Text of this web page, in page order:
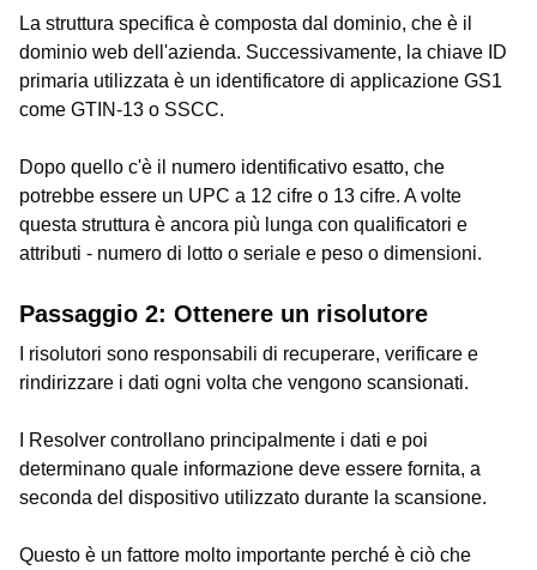
La struttura specifica è composta dal dominio, che è il
dominio web dell'azienda. Successivamente, la chiave ID
primaria utilizzata è un identificatore di applicazione GS1
come GTIN-13 o SSCC.
Dopo quello c'è il numero identificativo esatto, che
potrebbe essere un UPC a 12 cifre o 13 cifre. A volte
questa struttura è ancora più lunga con qualificatori e
attributi - numero di lotto o seriale e peso o dimensioni.
Passaggio 2: Ottenere un risolutore
I risolutori sono responsabili di recuperare, verificare e
rindirizzare i dati ogni volta che vengono scansionati.
I Resolver controllano principalmente i dati e poi
determinano quale informazione deve essere fornita, a
seconda del dispositivo utilizzato durante la scansione.
Questo è un fattore molto importante perché è ciò che